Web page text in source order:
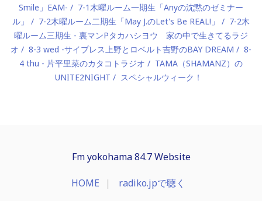
Smile」EAM-
7-1木曜ルーム一期生「Anyの沈黙のゼミナー
ル」
7-2木曜ルーム二期生「May J.のLet's Be REAL!」
7-2木
曜ルーム三期生 - 裏マンPタカハシヨウ 家の中で生きてるラジ
オ
8-3 wed -サイプレス上野とロベルト吉野のBAY DREAM
8-
4 thu - 片平里菜のカタコトラジオ
TAMA（SHAMANZ）の
UNITE2NIGHT
スペシャルウィーク！
Fm yokohama 84.7 Website
HOME radiko.jpで聴く